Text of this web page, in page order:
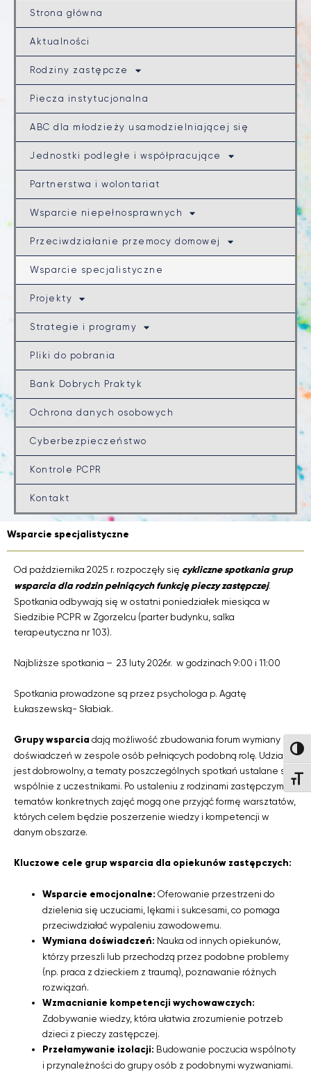
Strona główna
Aktualności
Rodziny zastępcze
Piecza instytucjonalna
ABC dla młodzieży usamodzielniającej się
Jednostki podległe i współpracujące
Partnerstwa i wolontariat
Wsparcie niepełnosprawnych
Przeciwdziałanie przemocy domowej
Wsparcie specjalistyczne
Projekty
Strategie i programy
Pliki do pobrania
Bank Dobrych Praktyk
Ochrona danych osobowych
Cyberbezpieczeństwo
Kontrole PCPR
Kontakt
Wsparcie specjalistyczne
Od października 2025 r. rozpoczęły się cykliczne spotkania grup
wsparcia dla rodzin pełniących funkcję pieczy zastępczej.
Spotkania odbywają się w ostatni poniedziałek miesiąca w
Siedzibie PCPR w Zgorzelcu (parter budynku, salka
terapeutyczna nr 103).
Najbliższe spotkania – 23 luty 2026r. w godzinach 9:00 i 11:00
Spotkania prowadzone są przez psychologa p. Agatę
Łukaszewską- Słabiak.
Grupy wsparcia dają możliwość zbudowania forum wymiany
doświadczeń w zespole osób pełniących podobną rolę. Udział
jest dobrowolny, a tematy poszczególnych spotkań ustalane są
wspólnie z uczestnikami. Po ustaleniu z rodzinami zastępczymi
tematów konkretnych zajęć mogą one przyjąć formę warsztatów,
których celem będzie poszerzenie wiedzy i kompetencji w
danym obszarze.
Kluczowe cele grup wsparcia dla opiekunów zastępczych:
Wsparcie emocjonalne: Oferowanie przestrzeni do
dzielenia się uczuciami, lękami i sukcesami, co pomaga
przeciwdziałać wypaleniu zawodowemu.
Wymiana doświadczeń: Nauka od innych opiekunów,
którzy przeszli lub przechodzą przez podobne problemy
(np. praca z dzieckiem z traumą), poznawanie różnych
rozwiązań.
Wzmacnianie kompetencji wychowawczych:
Zdobywanie wiedzy, która ułatwia zrozumienie potrzeb
dzieci z pieczy zastępczej.
Przełamywanie izolacji: Budowanie poczucia wspólnoty
i przynależności do grupy osób z podobnymi wyzwaniami.